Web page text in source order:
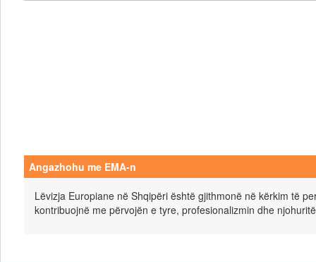
Angazhohu me EMA-n
Lëvizja Europiane në Shqipëri është gjithmonë në kërkim të
kontribuojnë me përvojën e tyre, profesionalizmin dhe